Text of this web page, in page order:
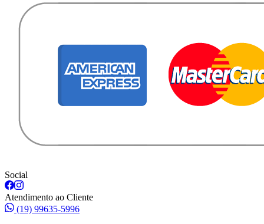
Social
Atendimento ao Cliente
(19) 99635-5996